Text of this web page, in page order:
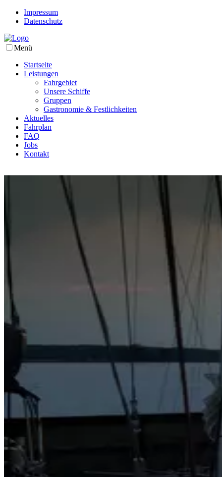
Impressum
Datenschutz
Menü
Startseite
Leistungen
Fahrgebiet
Unsere Schiffe
Gruppen
Gastronomie & Festlichkeiten
Aktuelles
Fahrplan
FAQ
Jobs
Kontakt